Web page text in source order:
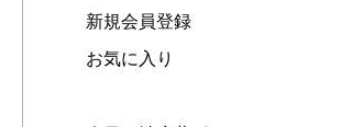
新規会員登録
お気に入り